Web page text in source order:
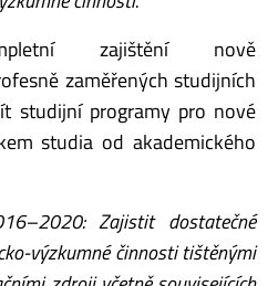
zajištění nově
zaměřených studijních
studijní programy pro nové
studia od akademického
Zajistit dostatečné
výzkumné činnosti tištěnými